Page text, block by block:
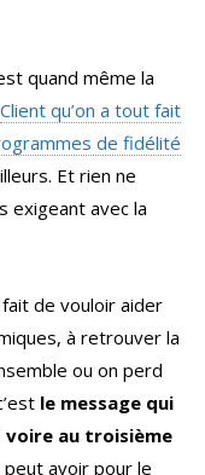
quand même la
Client qu’on a tout fait
de fidélité
Et rien ne
exigeant avec la
de vouloir aider
à retrouver la
ou on perd
le message qui
voire au troisième
avoir pour le